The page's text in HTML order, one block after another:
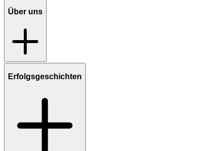
Über uns
Erfolgsgeschichten